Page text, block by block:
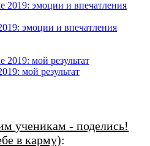
эмоции и впечатления
мой результат
ученикам - поделись!
в карму):